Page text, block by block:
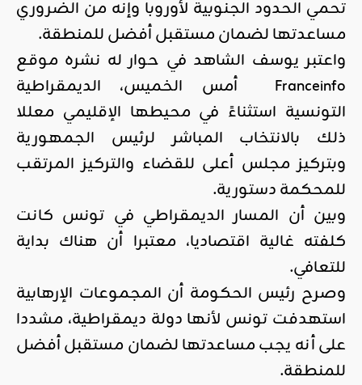
تحمي الحدود الجنوبية لأوروبا وإنه من الضروري
مساعدتها لضمان مستقبل أفضل للمنطقة.
واعتبر يوسف الشاهد في حوار له نشره موقع
Franceinfo أمس الخميس، الديمقراطية
التونسية استثناءً في محيطها الإقليمي معللا
ذلك بالانتخاب المباشر لرئيس الجمهورية
وبتركيز مجلس أعلى للقضاء والتركيز المرتقب
للمحكمة دستورية.
وبين أن المسار الديمقراطي في تونس كانت
كلفته غالية اقتصاديا، معتبرا أن هناك بداية
للتعافي.
وصرح رئيس الحكومة أن المجموعات الإرهابية
استهدفت تونس لأنها دولة ديمقراطية، مشددا
على أنه يجب مساعدتها لضمان مستقبل أفضل
للمنطقة.